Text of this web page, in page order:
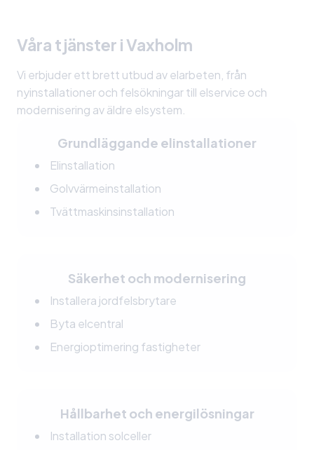
Våra tjänster i Vaxholm
Vi erbjuder ett brett utbud av elarbeten, från
nyinstallationer och felsökningar till elservice och
modernisering av äldre elsystem.
Grundläggande elinstallationer
Elinstallation
Golvvärmeinstallation
Tvättmaskinsinstallation
Säkerhet och modernisering
Installera jordfelsbrytare
Byta elcentral
Energioptimering fastigheter
Hållbarhet och energilösningar
Installation solceller